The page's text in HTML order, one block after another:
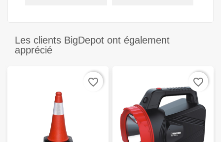
Les clients BigDepot ont également
apprécié
favorite_border favorite_border